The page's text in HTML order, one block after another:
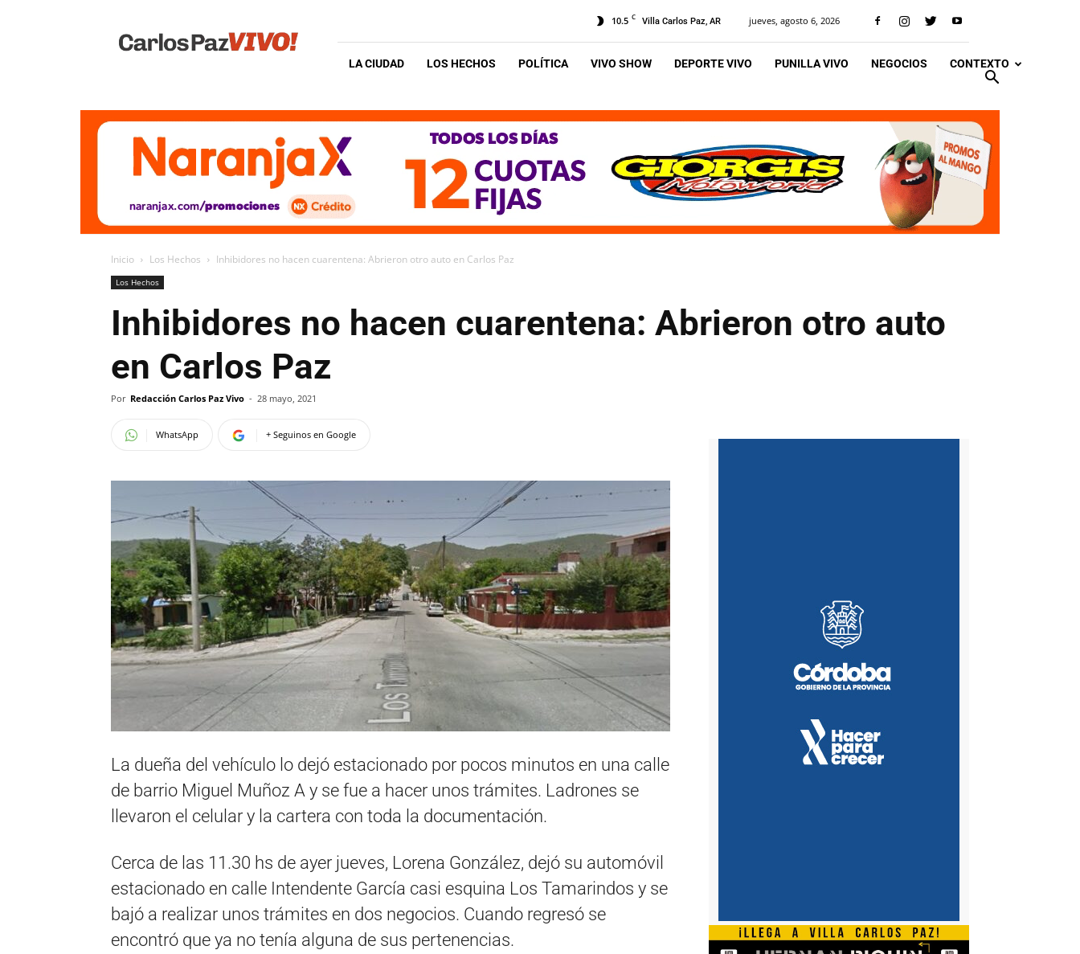
Vivo
10.5 C Villa Carlos Paz, AR jueves, agosto 6, 2026
LA CIUDAD LOS HECHOS POLÍTICA VIVO SHOW DEPORTE VIVO PUNILLA VIVO NEGOCIOS CONTEXTO
Inicio Los Hechos Inhibidores no hacen cuarentena: Abrieron otro auto en Carlos Paz
Los Hechos
Inhibidores no hacen cuarentena: Abrieron otro auto
en Carlos Paz
Por Redacción Carlos Paz Vivo - 28 mayo, 2021
WhatsApp + Seguinos en Google
La dueña del vehículo lo dejó estacionado por pocos minutos en una calle
de barrio Miguel Muñoz A y se fue a hacer unos trámites. Ladrones se
llevaron el celular y la cartera con toda la documentación.
Cerca de las 11.30 hs de ayer jueves, Lorena González, dejó su automóvil
estacionado en calle Intendente García casi esquina Los Tamarindos y se
bajó a realizar unos trámites en dos negocios. Cuando regresó se
encontró que ya no tenía alguna de sus pertenencias.